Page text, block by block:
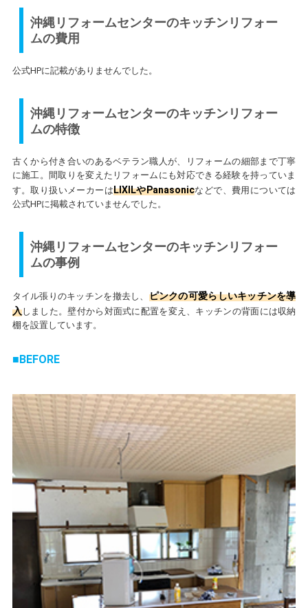
沖縄リフォームセンターのキッチンリフォー
ムの費用
公式HPに記載がありませんでした。
沖縄リフォームセンターのキッチンリフォー
ムの特徴
古くから付き合いのあるベテラン職人が、リフォームの細部まで丁寧
に施工。間取りを変えたリフォームにも対応できる経験を持っていま
す。取り扱いメーカーはLIXILやPanasonicなどで、費用については
公式HPに掲載されていませんでした。
沖縄リフォームセンターのキッチンリフォー
ムの事例
タイル張りのキッチンを撤去し、 ピンクの可愛らしいキッチンを導
入しました。壁付から対面式に配置を変え、キッチンの背面には収納
棚を設置しています。
BEFORE